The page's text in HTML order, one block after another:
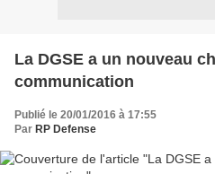
La DGSE a un nouveau
communication
Publié le 20/01/2016 à 17:55
Par RP Defense